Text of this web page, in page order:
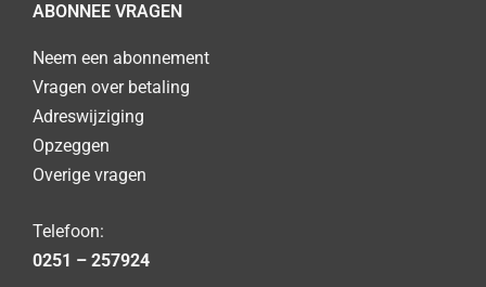
ABONNEE VRAGEN
Neem een abonnement
Vragen over betaling
Adreswijziging
Opzeggen
Overige vragen
Telefoon:
0251 – 257924